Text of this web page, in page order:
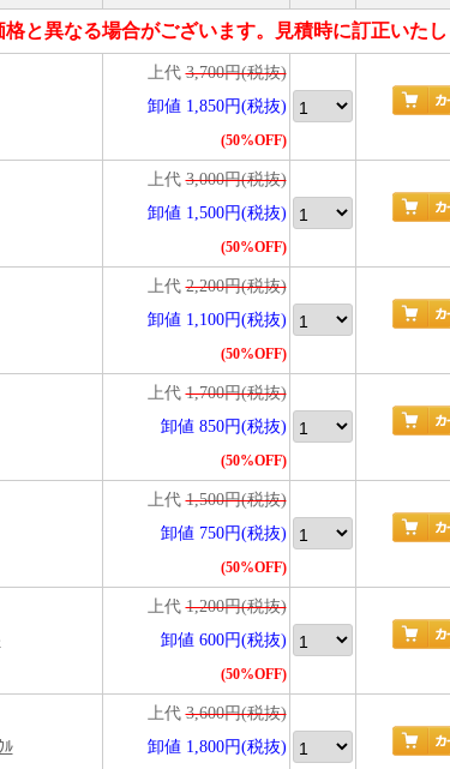
と異なる場合がございます。見積時に訂正いた
上代3,700円(税抜)
卸値 1,850円(税抜)
(50%OFF)
上代3,000円(税抜)
卸値 1,500円(税抜)
(50%OFF)
上代2,200円(税抜)
卸値 1,100円(税抜)
(50%OFF)
上代1,700円(税抜)
卸値 850円(税抜)
(50%OFF)
上代1,500円(税抜)
卸値 750円(税抜)
(50%OFF)
上代1,200円(税抜)
卸値 600円(税抜)
(50%OFF)
ﾙ
上代3,600円(税抜)
卸値 1,800円(税抜)